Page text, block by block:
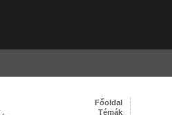
Főoldal
Témák